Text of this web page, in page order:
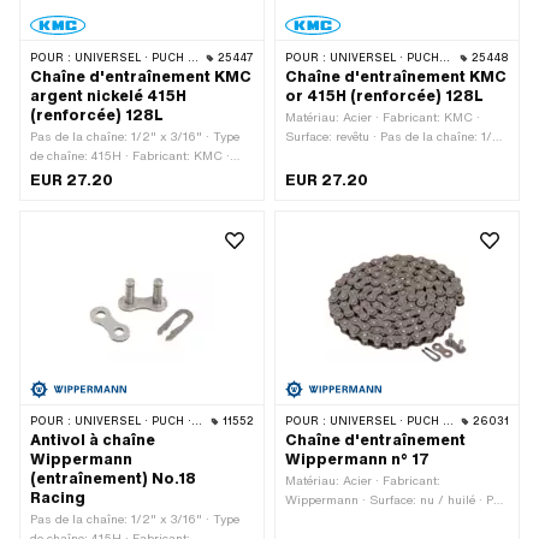
POUR : UNIVERSEL · PUCH · SACHS · PONY / CILO (BÊTA 521 & 512) · ZÜNDAPP BELMONDO · TOMOS · BYE BIKE 25447
Chaîne d'entraînement KMC
argent nickelé 415H
(renforcée) 128L
Pas de la chaîne: 1/2" x 3/16" · Type
de chaîne: 415H · Fabricant: KMC ·
Matériau: Acier · Surface: nickelé ·
1626 mm · Type de cadenas à chaîne:
Fermeture à ressort · Ø du trou: 4.02
EUR 27.20
POUR : UNIVERSEL · PUCH · SACHS · PONY / CILO (BÊTA 521 & 512) · ZÜNDAPP BELMONDO · TOMOS · BYE BIKE 25448
Chaîne d'entraînement KMC
or 415H (renforcée) 128L
Matériau: Acier · Fabricant: KMC ·
Surface: revêtu · Pas de la chaîne: 1/2"
Circonférence de roulement: 1626 mm ·
· Ø du trou: 4.05 mm · Ø de la tige:
3.95 mm · Couleur: or
EUR 27.20
POUR : UNIVERSEL · PUCH · SACHS · PONY / CILO (BÊTA 521 & 512) · ZÜNDAPP BELMONDO · TOMOS · BYE BIKE 11552
Antivol à chaîne
Wippermann
(entraînement) No.18
Racing
Pas de la chaîne: 1/2" x 3/16" · Type
POUR : UNIVERSEL · PUCH · SACHS · PONY / CILO (BÊTA 521 & 512) · ZÜNDAPP BELMONDO · TOMOS · BYE BIKE · CILO · HERCULES 26031
Chaîne d'entraînement
Wippermann n° 17
Matériau: Acier · Fabricant:
Wippermann · Surface: nu / huilé · Pas